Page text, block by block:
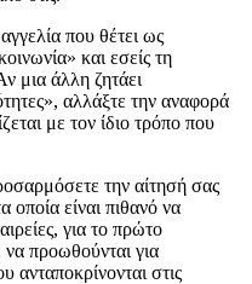
που θέτει ως
και εσείς τη
μια άλλη ζητάει
αλλάξτε την αναφορά
με τον ίδιο τρόπο που
την αίτησή σας
είναι πιθανό να
για το πρώτο
προωθούνται για
ανταποκρίνονται στις